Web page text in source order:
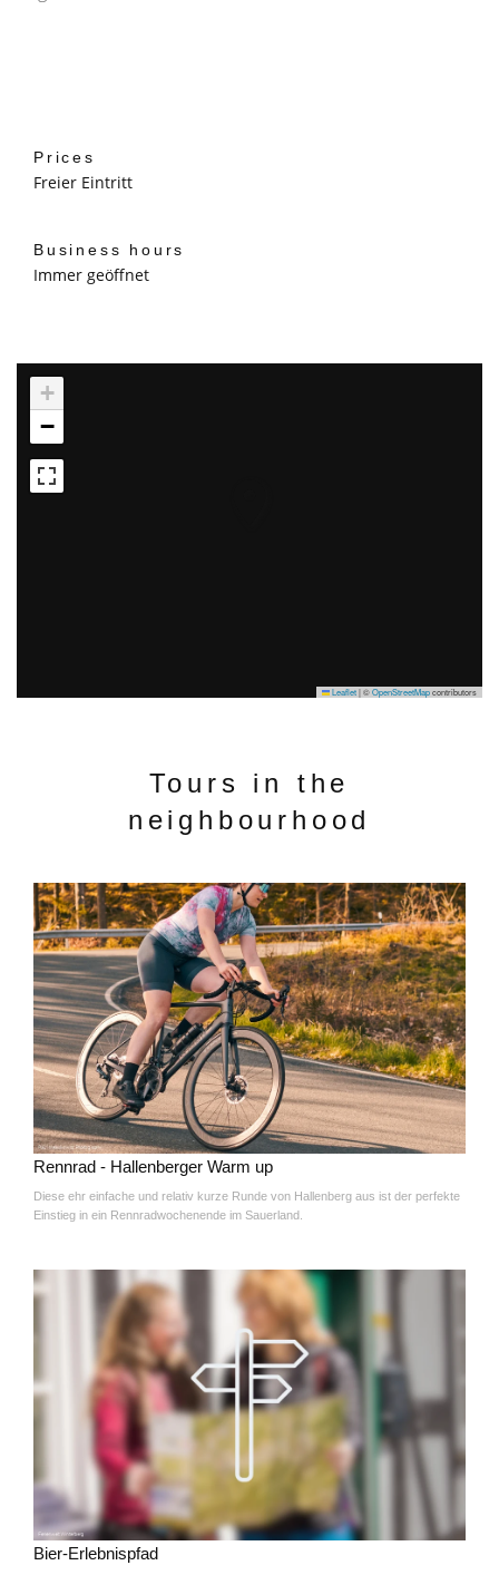
Prices
Freier Eintritt
Business hours
Immer geöffnet
+
−
Leaflet|©OpenStreetMapcontributors
Tours in the
neighbourhood
Rennrad - Hallenberger Warm up
Diese ehr einfache und relativ kurze Runde von Hallenberg aus ist der perfekte
Einstieg in ein Rennradwochenende im Sauerland.
Bier-Erlebnispfad